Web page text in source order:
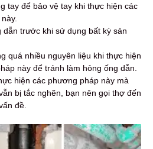
tay để bảo vệ tay khi thực hiện các
trước khi sử dụng bất kỳ sản
quá nhiều nguyên liệu khi thực hiện
này để tránh làm hỏng ống dẫn.
hiện các phương pháp này mà
bị tắc nghẽn, bạn nên gọi thợ đến
đề.